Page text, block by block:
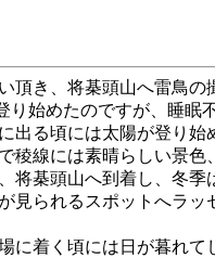
頂き、将棊頭山へ雷鳥の
り始めたのですが、睡
出る頃には太陽が登り
稜線には素晴らしい景
将棊頭山へ到着し、冬
見られるスポットへラ
に着く頃には日が暮れて